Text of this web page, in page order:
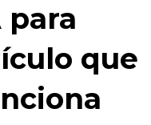
para
que